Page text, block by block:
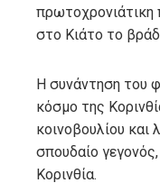
πρωτοχρονιάτικη
στο Κιάτο το
Η συνάντηση του
κόσμο της
κοινοβουλίου
σπουδαίο
Κορινθία.